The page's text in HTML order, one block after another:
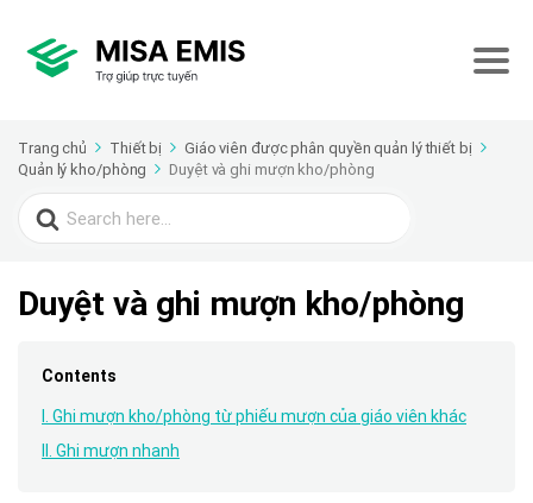
Trang chủ Thiết bị
Giáo viên được phân quyền quản lý thiết bị
Quản lý kho/phòng
Duyệt và ghi mượn kho/phòng
Search
for:
Duyệt và ghi mượn kho/phòng
Contents
I. Ghi mượn kho/phòng từ phiếu mượn của giáo viên khác
II. Ghi mượn nhanh